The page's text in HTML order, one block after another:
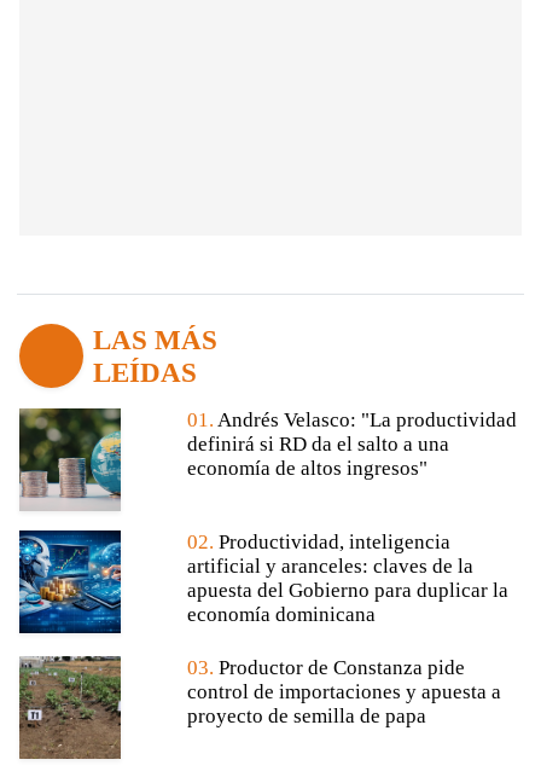
LAS MÁS
LEÍDAS
01. Andrés Velasco: "La productividad
definirá si RD da el salto a una
economía de altos ingresos"
02. Productividad, inteligencia
artificial y aranceles: claves de la
apuesta del Gobierno para duplicar la
economía dominicana
03. Productor de Constanza pide
control de importaciones y apuesta a
proyecto de semilla de papa